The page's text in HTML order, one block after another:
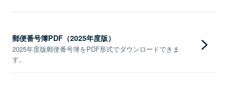
郵便番号簿PDF（2025年度版）
2025年度版郵便番号簿をPDF形式でダウンロードできま
す。